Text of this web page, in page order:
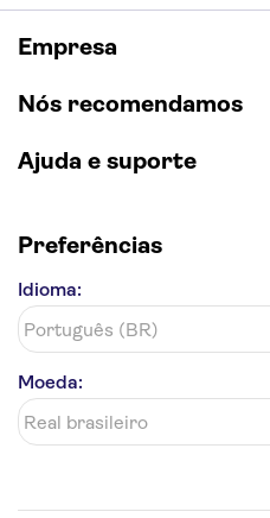
Sagrada Família
Empire State Building
Burj Khalifa
Discovery Cove
Empresa
Nós recomendamos
Ajuda e suporte
Preferências
Idioma:
Moeda: